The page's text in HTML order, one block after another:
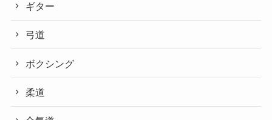
ギター
弓道
ボクシング
柔道